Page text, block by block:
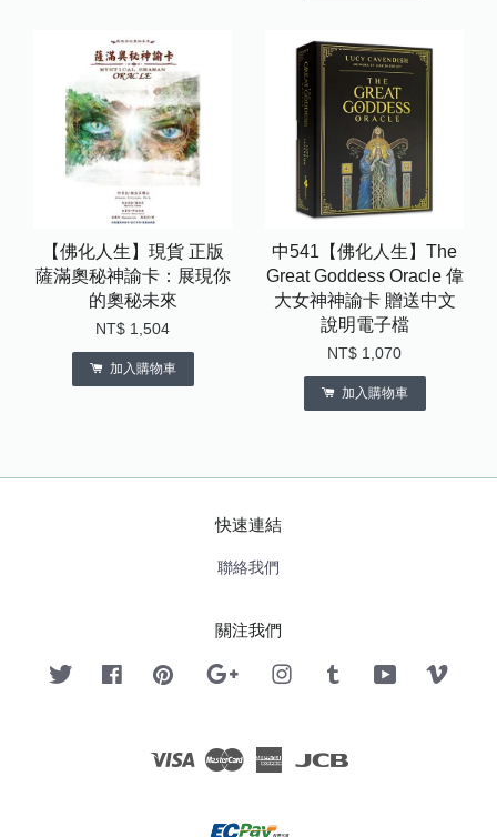
【佛化人生】現貨 正版
薩滿奧秘神諭卡：展現你
的奧秘未來
NT$ 1,504
加入購物車
中541【佛化人生】The
Great Goddess Oracle 偉
大女神神諭卡 贈送中文
說明電子檔
NT$ 1,070
加入購物車
快速連結
聯絡我們
關注我們
Twitter FacebookPinterest Google InstagramTumblr YouTube
Visa Master American